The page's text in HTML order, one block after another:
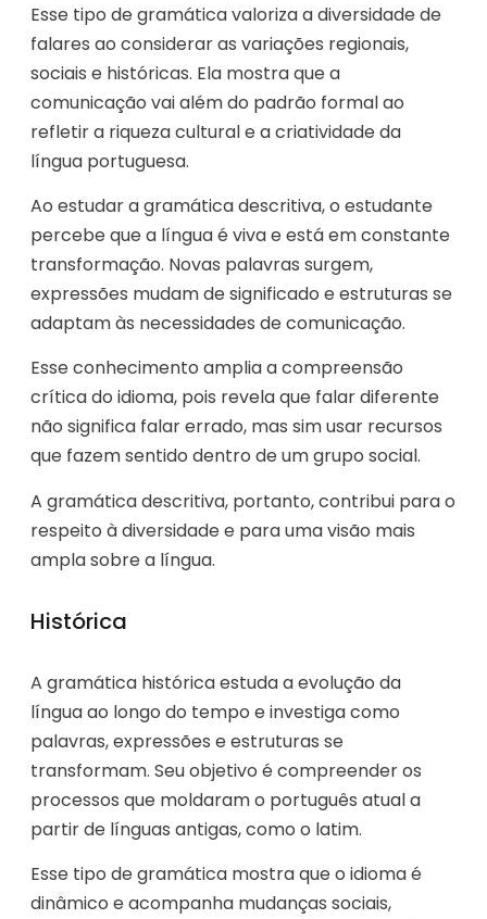
Esse tipo de gramática valoriza a diversidade de
falares ao considerar as variações regionais,
sociais e históricas. Ela mostra que a
comunicação vai além do padrão formal ao
refletir a riqueza cultural e a criatividade da
língua portuguesa.
Ao estudar a gramática descritiva, o estudante
percebe que a língua é viva e está em constante
transformação. Novas palavras surgem,
expressões mudam de significado e estruturas se
adaptam às necessidades de comunicação.
Esse conhecimento amplia a compreensão
crítica do idioma, pois revela que falar diferente
não significa falar errado, mas sim usar recursos
que fazem sentido dentro de um grupo social.
A gramática descritiva, portanto, contribui para o
respeito à diversidade e para uma visão mais
ampla sobre a língua.
Histórica
A gramática histórica estuda a evolução da
língua ao longo do tempo e investiga como
palavras, expressões e estruturas se
transformam. Seu objetivo é compreender os
processos que moldaram o português atual a
partir de línguas antigas, como o latim.
Esse tipo de gramática mostra que o idioma é
dinâmico e acompanha mudanças sociais,